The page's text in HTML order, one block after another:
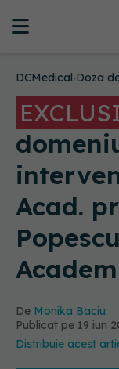
DCMedical›Doza
Acad.
De Monika Baciu
Publicat pe 19 iun
Distribuie acest